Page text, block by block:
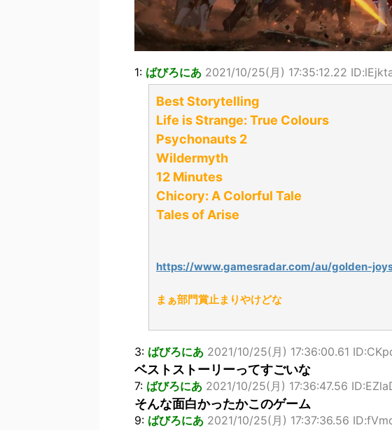
1: ばびろにあ 2021/10/25(月) 17:35:12.22
Best Storytelling
Life is Strange: True Colours
Psychonauts 2
Wildermyth
12 Minutes
Chicory: A Colorful Tale
Tales of Arise
https://www.gamesradar.com/au/golden-
まぁ部門賞止まりやけどな
3: ばびろにあ 2021/10/25(月) 17:36:00.61
ベストストーリーってすごいな
7: ばびろにあ 2021/10/25(月) 17:36:47.56
そんな面白かったかこのゲーム
9: ばびろにあ 2021/10/25(月) 17:37:36.56